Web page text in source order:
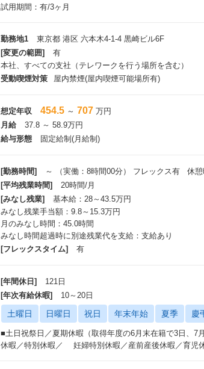
試用期間：有/3ヶ月
勤務地1
東京都 港区 六本木4-1-4 黒崎ビル6F
[変更の範囲]
有
本社、すべての支社（テレワークを行う場所を含む）
受動喫煙対策
屋内禁煙(屋内喫煙可能場所有)
想定年収 454.5 ～ 707 万円
月給
37.8 ～ 58.9万円
給与形態
固定給制(月給制)
[勤務時間]
～ （実働：8時間00分） フレックス有 休憩
[平均残業時間]
20時間/月
[みなし残業]
基本給：28～43.5万円
みなし残業手当額：9.8～15.3万円
月のみなし時間：45.0時間
みなし時間超過時に別途残業代を支給：支給あり
[フレックスタイム]
有
[年間休日]
121日
[年次有給休暇]
10～20日
土曜日 日曜日 祝日 年末年始 夏季 慶
■土日祝祭日／夏期休暇（取得年度の6月末在籍で3日、7
休暇／特別休暇／ 妊婦特別休暇／産前産後休暇／育児